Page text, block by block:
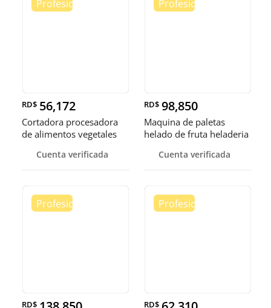
RD$ 56,172
Cortadora procesadora
de alimentos vegetales
Cuenta verificada
RD$ 98,850
Maquina de paletas
helado de fruta heladeria
Cuenta verificada
RD$ RD$